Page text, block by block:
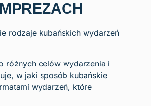
rodzaje kubańskich wydarzeń
różnych celów wydarzenia i
w jaki sposób kubańskie
wydarzeń, które